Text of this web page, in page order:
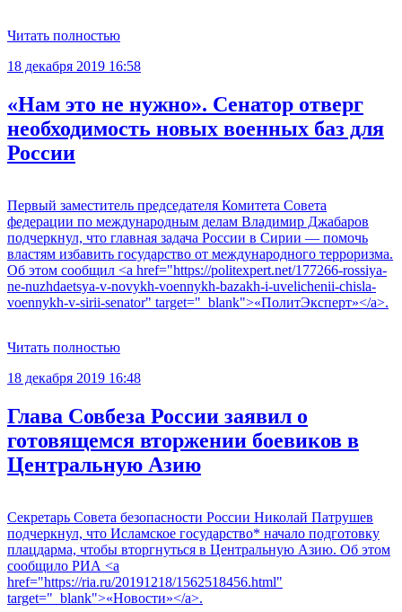
Читать полностью
18 декабря 2019 16:58
«Нам это не нужно». Сенатор отверг
необходимость новых военных баз для
России
Первый заместитель председателя Комитета Совета
федерации по международным делам Владимир Джабаров
подчеркнул, что главная задача России в Сирии — помочь
властям избавить государство от международного терроризма.
Об этом сообщил <a href="https://politexpert.net/177266-rossiya-
ne-nuzhdaetsya-v-novykh-voennykh-bazakh-i-uvelichenii-chisla-
voennykh-v-sirii-senator" target="_blank">«ПолитЭксперт»</a>.
Читать полностью
18 декабря 2019 16:48
Глава Совбеза России заявил о
готовящемся вторжении боевиков в
Центральную Азию
Секретарь Совета безопасности России Николай Патрушев
подчеркнул, что Исламское государство* начало подготовку
плацдарма, чтобы вторгнуться в Центральную Азию. Об этом
сообщило РИА <a
href="https://ria.ru/20191218/1562518456.html"
target="_blank">«Новости»</a>.